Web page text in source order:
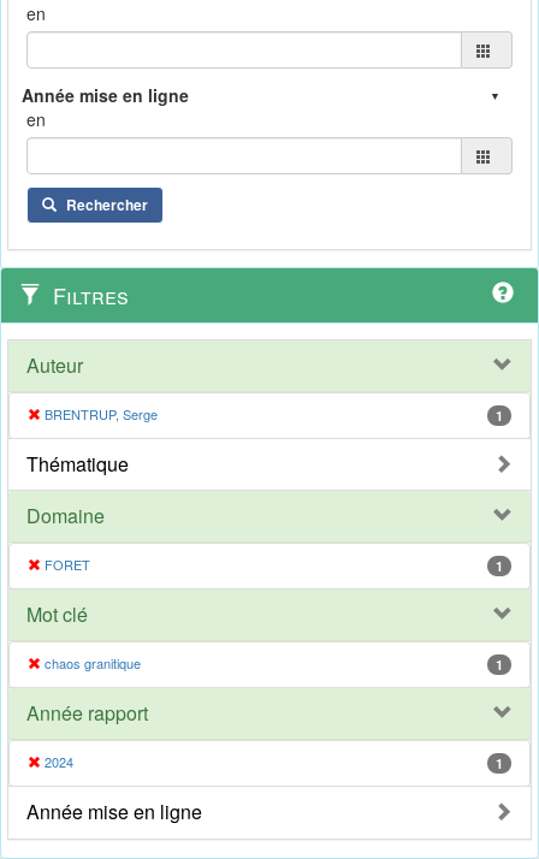
en
en
Rechercher
Filtres
Auteur
BRENTRUP, Serge 1
Thématique
Domaine
FORET 1
Mot clé
chaos granitique 1
Année rapport
2024 1
Année mise en ligne